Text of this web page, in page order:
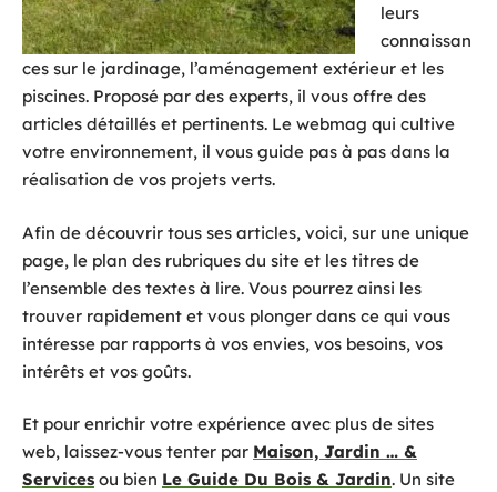
leurs
connaissan
ces sur le jardinage, l’aménagement extérieur et les
piscines. Proposé par des experts, il vous offre des
articles détaillés et pertinents. Le webmag qui cultive
votre environnement, il vous guide pas à pas dans la
réalisation de vos projets verts.
Afin de découvrir tous ses articles, voici, sur une unique
page, le plan des rubriques du site et les titres de
l’ensemble des textes à lire. Vous pourrez ainsi les
trouver rapidement et vous plonger dans ce qui vous
intéresse par rapports à vos envies, vos besoins, vos
intérêts et vos goûts.
Et pour enrichir votre expérience avec plus de sites
web, laissez-vous tenter par Maison, Jardin … &
Services ou bien Le Guide Du Bois & Jardin. Un site